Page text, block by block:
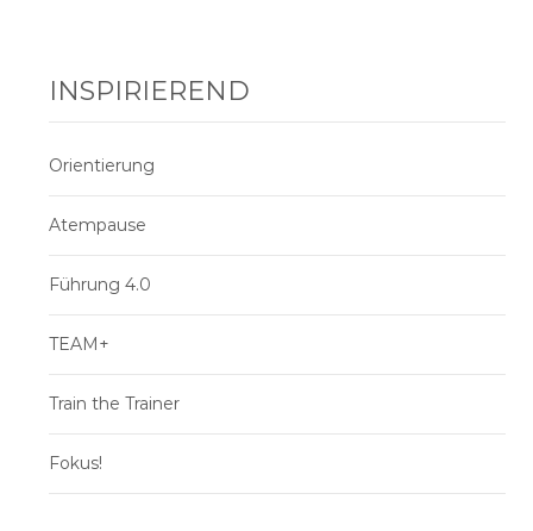
INSPIRIEREND
Orientierung
Atempause
Führung 4.0
TEAM+
Train the Trainer
Fokus!